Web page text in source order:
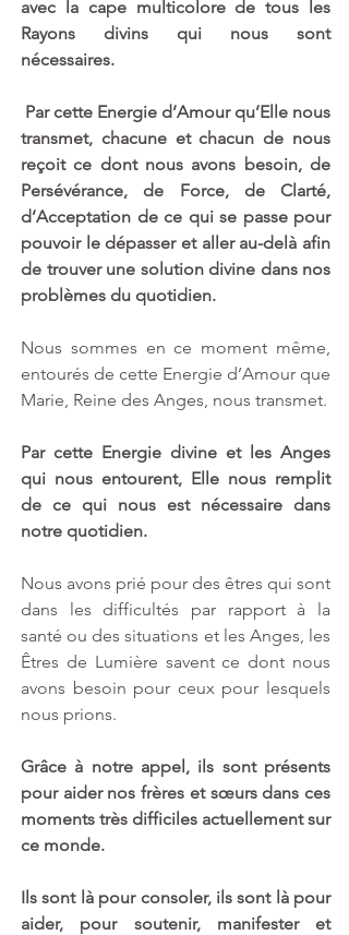
avec la cape multicolore de tous les
Rayons divins qui nous sont
nécessaires.
transmet, chacune et chacun de nous
reçoit ce dont nous avons besoin, de
Persévérance, de Force, de Clarté,
d’Acceptation de ce qui se passe pour
pouvoir le dépasser et aller au-delà afin
de trouver une solution divine dans nos
problèmes du quotidien.
Nous sommes en ce moment même,
entourés de cette Energie d’Amour que
Par cette Energie divine et les Anges
qui nous entourent, Elle nous remplit
de ce qui nous est nécessaire dans
notre quotidien.
Nous avons prié pour des êtres qui sont
dans les difficultés par rapport à la
santé ou des situations et les Anges, les
Êtres de Lumière savent ce dont nous
avons besoin pour ceux pour lesquels
nous prions.
Grâce à notre appel, ils sont présents
pour aider nos frères et sœurs dans ces
moments très difficiles actuellement sur
ce monde.
Ils sont là pour consoler, ils sont là pour
aider, pour soutenir, manifester et